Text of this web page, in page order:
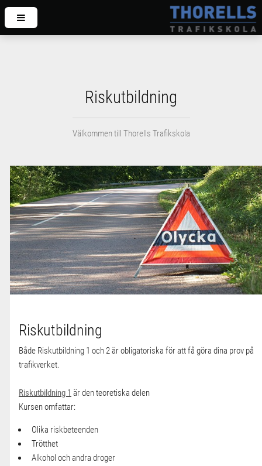
Riskutbildning
Välkommen till Thorells Trafikskola
Riskutbildning
Både Riskutbildning 1 och 2 är obligatoriska för att få göra dina prov på
trafikverket.
Riskutbildning 1 är den teoretiska delen
Kursen omfattar:
Olika riskbeteenden
Trötthet
Alkohol och andra droger